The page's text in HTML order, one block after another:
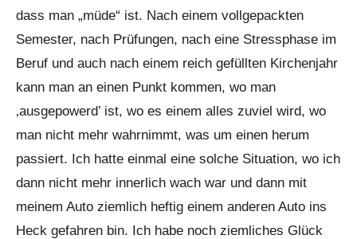
dass man „müde“ ist. Nach einem vollgepackten
Semester, nach Prüfungen, nach eine Stressphase im
Beruf und auch nach einem reich gefüllten Kirchenjahr
kann man an einen Punkt kommen, wo man
‚ausgepowerd’ ist, wo es einem alles zuviel wird, wo
man nicht mehr wahrnimmt, was um einen herum
passiert. Ich hatte einmal eine solche Situation, wo ich
dann nicht mehr innerlich wach war und dann mit
meinem Auto ziemlich heftig einem anderen Auto ins
Heck gefahren bin. Ich habe noch ziemliches Glück